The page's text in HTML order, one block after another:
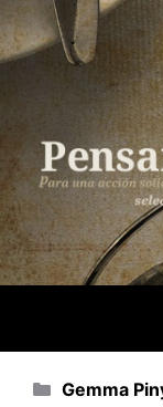
Saltar
al
contenido
Categorías
Gemma